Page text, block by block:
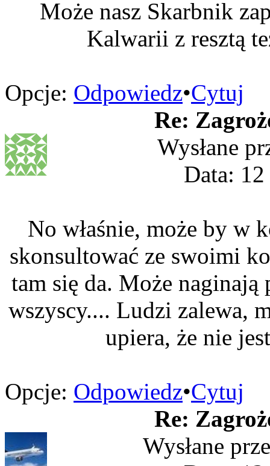
Może nasz Skarbnik
Kalwarii z resztą
Opcje: Odpowiedz•Cytuj
Re:
Wysłane
Data:
No właśnie, może by w
skonsultować ze swoimi
tam się da. Może
wszyscy.... Ludzi zalewa,
upiera, że nie
Opcje: Odpowiedz•Cytuj
Re:
Wysłane